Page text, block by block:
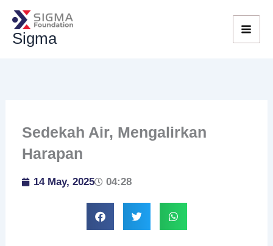
Skip
content
Sigma
Sedekah Air, Mengalirkan
Harapan
14 May, 2025 04:28